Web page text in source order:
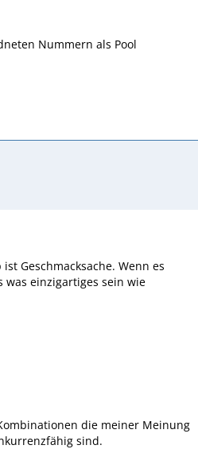
Nummern als Pool
Geschmacksache. Wenn es
was einzigartiges sein wie
die meiner Meinung
sind.